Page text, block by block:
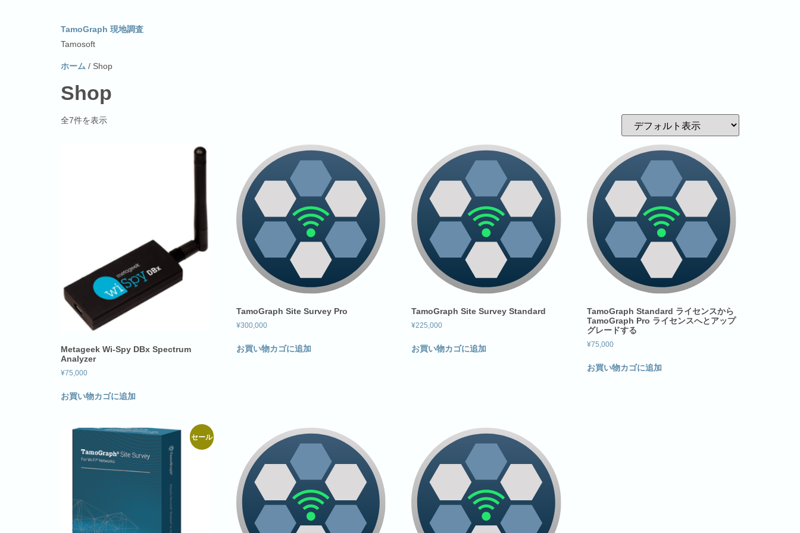
TamoGraph 現地調査
Tamosoft
ホーム / Shop
Shop
全7件を表示
Metageek Wi-Spy DBx Spectrum
Analyzer
¥75,000
お買い物カゴに追加
TamoGraph Site Survey Pro
¥300,000
お買い物カゴに追加
TamoGraph Site Survey Standard
¥225,000
お買い物カゴに追加
TamoGraph Standard ライセンスから
TamoGraph Pro ライセンスへとアップ
グレードする
¥75,000
お買い物カゴに追加
セール